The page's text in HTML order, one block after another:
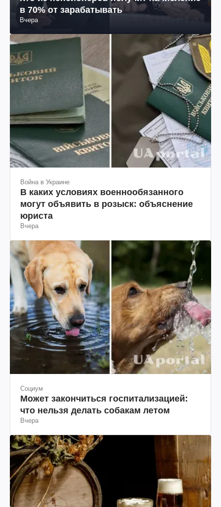
в 70% от зарабатывать
Вчера
Война в Украине
В каких условиях военнообязанного
могут объявить в розыск: объяснение
юриста
Вчера
Социум
Может закончиться госпитализацией:
что нельзя делать собакам летом
Вчера